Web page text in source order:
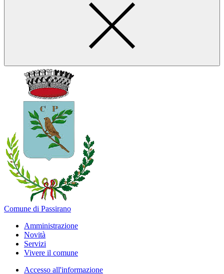
Comune di Passirano
Amministrazione
Novità
Servizi
Vivere il comune
Accesso all'informazione